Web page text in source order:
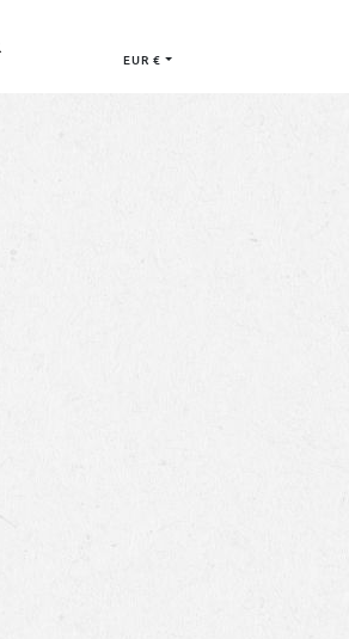
EUR €